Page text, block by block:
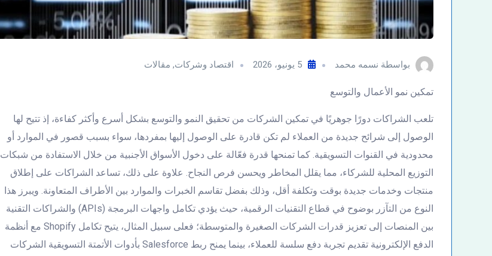
بواسطة نسمه محمد 5 يونيو، 2026 اقتصاد وشركات, مقالات
تمكين نمو الأعمال والتوسع
تلعب الشراكات دورًا جوهريًا في تمكين الشركات من تحقيق النمو والتوسع بشكل أسرع وأكثر كفاءة، إذ تتيح لها
الوصول إلى شرائح جديدة من العملاء لم تكن قادرة على الوصول إليها بمفردها، سواء بسبب قصور في الموارد أو
محدودية في القنوات التسويقية. كما تمنحها قدرة فعّالة على دخول الأسواق الأجنبية من خلال الاستفادة من شبكات
التوزيع المحلية للشركاء، مما يقلل المخاطر ويحسن فرص النجاح. علاوة على ذلك، تساعد الشراكات على إطلاق
منتجات وخدمات جديدة بوقت وتكلفة أقل، وذلك بفضل تقاسم الخبرات والموارد بين الأطراف المتعاونة. ويبرز هذا
النوع من التآزر بوضوح في قطاع التقنيات الرقمية، حيث يؤدي تكامل واجهات البرمجة (APIs) والشراكات التقنية
بين المنصات إلى تعزيز قدرات الشركات الصغيرة والمتوسطة؛ فعلى سبيل المثال، يتيح تكامل Shopify مع أنظمة
الدفع الإلكترونية تقديم تجربة دفع سلسة للعملاء، بينما يمنح ربط Salesforce بأدوات الأتمتة التسويقية الشركات